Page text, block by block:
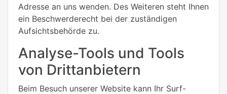
Adresse an uns wenden. Des Weiteren steht Ihnen
ein Beschwerderecht bei der zuständigen
Aufsichtsbehörde zu.
Analyse-Tools und Tools
von Drittanbietern
Beim Besuch unserer Website kann Ihr Surf-